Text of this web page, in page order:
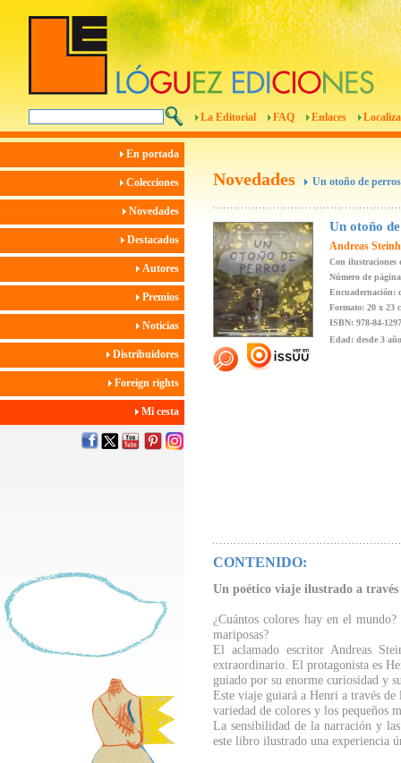
La Editorial FAQ Enlaces
En portada
Colecciones
Novedades
Destacados
Autores
Premios
Noticias
Distribuidores
Foreign rights
Mi cesta
Novedades Un otoño de perros
Un otoño
Andreas
Con ilustraciones
Número de
Encuadernación:
Formato: 20 x 23
ISBN: 978-84-
Edad: desde 3
CONTENIDO:
Un poético viaje ilustrado a través
¿Cuántos colores hay en el
mariposas?
El aclamado escritor Andreas
extraordinario. El protagonista es
guiado por su enorme curiosidad y
Este viaje guiará a Henri a través de
variedad de colores y los pequeños
La sensibilidad de la narración y
este libro ilustrado una experiencia